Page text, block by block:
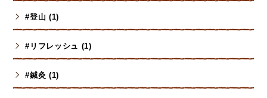
#登山 (1)
#リフレッシュ (1)
#鍼灸 (1)